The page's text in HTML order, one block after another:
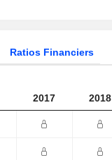
Ratios Financiers
2017 2018